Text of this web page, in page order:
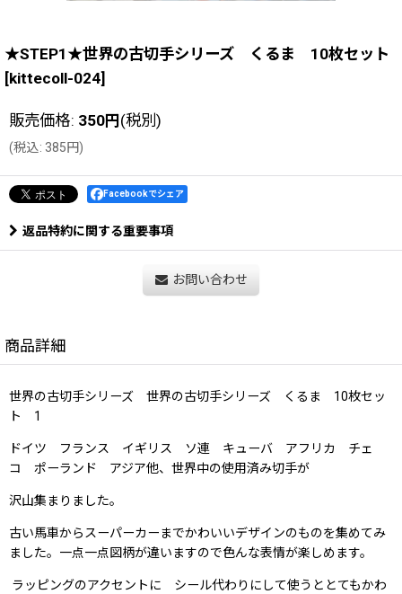
★STEP1★世界の古切手シリーズ くるま 10枚セット
[kittecoll-024]
販売価格: 350円(税別)
(税込: 385円)
Facebookでシェア
返品特約に関する重要事項
お問い合わせ
商品詳細
世界の古切手シリーズ 世界の古切手シリーズ くるま 10枚セッ
ト 1
ドイツ フランス イギリス ソ連 キューバ アフリカ チェ
コ ポーランド アジア他、世界中の使用済み切手が
沢山集まりました。
古い馬車からスーパーカーまでかわいいデザインのものを集めてみ
ました。一点一点図柄が違いますので色んな表情が楽しめます。
ラッピングのアクセントに シール代わりにして使うととてもかわ